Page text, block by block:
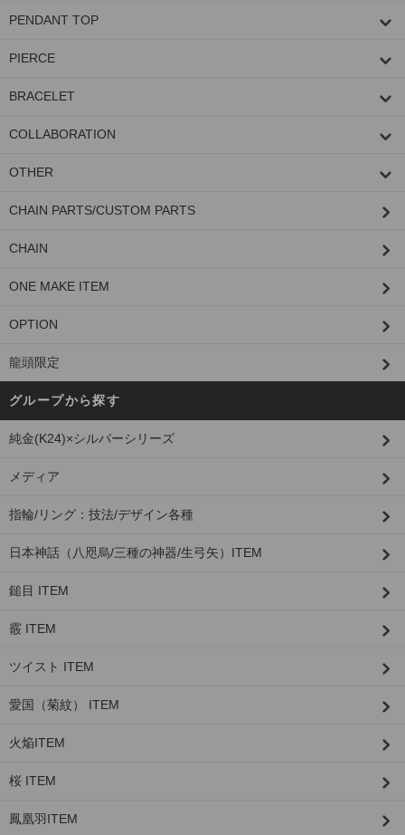
PENDANT TOP
PIERCE
BRACELET
COLLABORATION
OTHER
CHAIN PARTS/CUSTOM PARTS
CHAIN
ONE MAKE ITEM
OPTION
龍頭限定
グループから探す
純金(K24)×シルバーシリーズ
メディア
指輪/リング：技法/デザイン各種
日本神話（八咫烏/三種の神器/生弓矢）ITEM
鎚目 ITEM
霰 ITEM
ツイスト ITEM
愛国（菊紋） ITEM
火焔ITEM
桜 ITEM
鳳凰羽ITEM